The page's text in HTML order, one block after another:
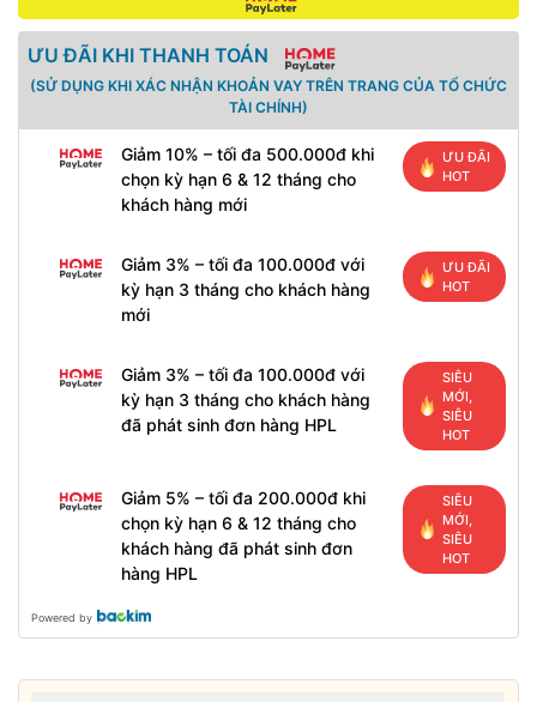
ƯU ĐÃI KHI THANH TOÁN
(SỬ DỤNG KHI XÁC NHẬN KHOẢN VAY TRÊN TRANG CỦA TỔ CHỨC
TÀI CHÍNH)
Giảm 10% – tối đa 500.000đ khi
chọn kỳ hạn 6 & 12 tháng cho
khách hàng mới
ƯU ĐÃI
HOT
Giảm 3% – tối đa 100.000đ với
kỳ hạn 3 tháng cho khách hàng
mới
ƯU ĐÃI
HOT
Giảm 3% – tối đa 100.000đ với
kỳ hạn 3 tháng cho khách hàng
đã phát sinh đơn hàng HPL
SIÊU
MỚI,
SIÊU
HOT
Giảm 5% – tối đa 200.000đ khi
chọn kỳ hạn 6 & 12 tháng cho
khách hàng đã phát sinh đơn
hàng HPL
SIÊU
MỚI,
SIÊU
HOT
Powered by